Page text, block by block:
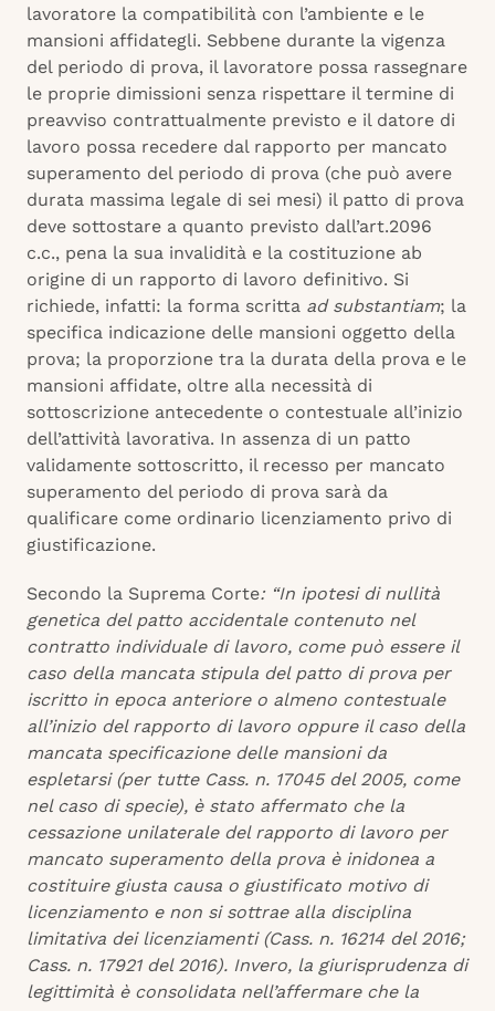
lavoratore la compatibilità con l’ambiente e le
mansioni affidategli. Sebbene durante la vigenza
del periodo di prova, il lavoratore possa rassegnare
le proprie dimissioni senza rispettare il termine di
preavviso contrattualmente previsto e il datore di
lavoro possa recedere dal rapporto per mancato
superamento del periodo di prova (che può avere
durata massima legale di sei mesi) il patto di prova
deve sottostare a quanto previsto dall’art.2096
c.c., pena la sua invalidità e la costituzione ab
origine di un rapporto di lavoro definitivo. Si
richiede, infatti: la forma scritta ad substantiam; la
specifica indicazione delle mansioni oggetto della
prova; la proporzione tra la durata della prova e le
mansioni affidate, oltre alla necessità di
sottoscrizione antecedente o contestuale all’inizio
dell’attività lavorativa. In assenza di un patto
validamente sottoscritto, il recesso per mancato
superamento del periodo di prova sarà da
qualificare come ordinario licenziamento privo di
giustificazione.
Secondo la Suprema Corte: “In ipotesi di nullità
genetica del patto accidentale contenuto nel
contratto individuale di lavoro, come può essere il
caso della mancata stipula del patto di prova per
iscritto in epoca anteriore o almeno contestuale
all’inizio del rapporto di lavoro oppure il caso della
mancata specificazione delle mansioni da
espletarsi (per tutte Cass. n. 17045 del 2005, come
nel caso di specie), è stato affermato che la
cessazione unilaterale del rapporto di lavoro per
mancato superamento della prova è inidonea a
costituire giusta causa o giustificato motivo di
licenziamento e non si sottrae alla disciplina
limitativa dei licenziamenti (Cass. n. 16214 del 2016;
Cass. n. 17921 del 2016). Invero, la giurisprudenza di
legittimità è consolidata nell’affermare che la